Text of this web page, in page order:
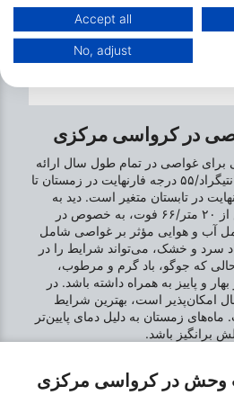
در کرواسی مرکزی
غواصی در تمام طول سال ارائه
می‌دهد، دمای آب از ۱۳ درجه سانتیگراد/۵۵ درجه فارنهایت در زمستان تا
۷۷ درجه فارنهایت در تابستان متغیر است. دید به
طور کلی عالی است، اغلب بیش از ۲۰ متر/۶۶ فوت، به خصوص در
آب و هوایی مؤثر بر غواصی شامل
سرد و خشک، می‌تواند شرایط را در
که جوگو، باد گرم و مرطوب،
و پاییز به همراه داشته باشد. در
امکان‌پذیر است، بهترین شرایط
ماه‌های زمستان به دلیل دمای پایین‌تر
برانگیز باشد.
وحش در کرواسی مرکزی
Data may be shared outside of the
Your consent and the cookie policy applies
View Partner List (1 IAB Vendors)
IAB processing purposes:
Store and/or access information
Use limited data to select
Create profiles for personalised
Use profiles to select
advertising
Create profiles to personalise
Use profiles to select
Accept all
No, adjust